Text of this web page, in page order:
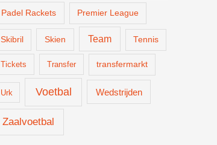
Padel Rackets Premier League
Skibril Skien Team Tennis
Tickets Transfer transfermarkt
Urk Voetbal Wedstrijden
Zaalvoetbal